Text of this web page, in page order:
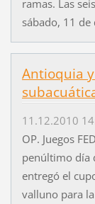
ramas. Las
sábado, 11 de
Antioquia
11.12.2010
OP. Juegos
penúltimo día
entregó el
valluno para